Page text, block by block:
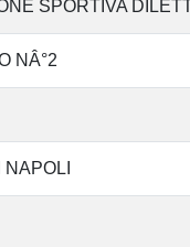
SPORTIVA
NÂ°2